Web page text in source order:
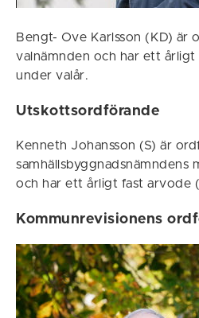
Bengt- Ove Karlsson (KD) är
valnämnden och har ett årligt
under valår.
Utskottsordförande
Kenneth Johansson (S) är
samhällsbyggnadsnämndens
och har ett årligt fast arvode
Kommunrevisionens